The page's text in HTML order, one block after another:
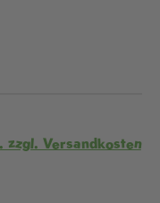
Versandkosten